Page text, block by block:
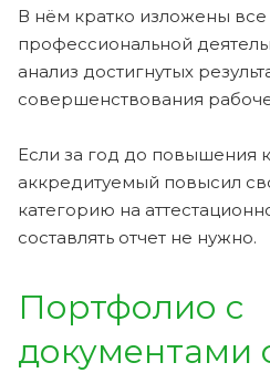
В нём кратко изложены все
профессиональной
анализ достигнутых
совершенствования
Если за год до повышения
аккредитуемый повысил
категорию на
составлять отчет не нужно.
Портфолио с
документами